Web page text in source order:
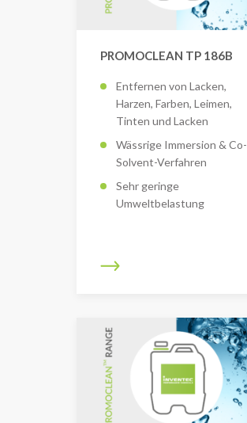
PROMOCLEAN TP 186B
Entfernen von Lacken,
Harzen, Farben, Leimen,
Tinten und Lacken
Wässrige Immersion & Co-
Solvent-Verfahren
Sehr geringe
Umweltbelastung